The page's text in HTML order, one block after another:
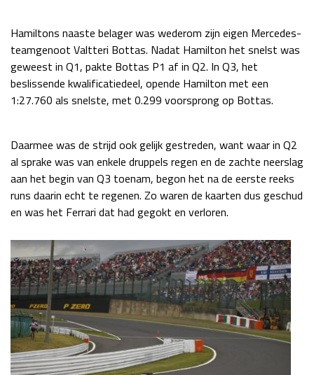
Kwalificatie
za 22:00 - 23:00
Race
zo 21:00 - 23:00
Kwalificatie
za 05:00 - 06:00
GP QATAR 2026 27 - 29 nov
Kwalificatie
za 19:00 - 20:00
Race
zo 17:00 - 19:00
GP ABU DHABI 2026 04 - 06 dec
Kwalificatie
za 15:00 - 16:00
Race
zo 14:00 - 16:00
Hamiltons naaste belager was wederom zijn eigen Mercedes-
teamgenoot Valtteri Bottas. Nadat Hamilton het snelst was
geweest in Q1, pakte Bottas P1 af in Q2. In Q3, het
beslissende kwalificatiedeel, opende Hamilton met een
1:27.760 als snelste, met 0.299 voorsprong op Bottas.
Daarmee was de strijd ook gelijk gestreden, want waar in Q2
al sprake was van enkele druppels regen en de zachte neerslag
aan het begin van Q3 toenam, begon het na de eerste reeks
runs daarin echt te regenen. Zo waren de kaarten dus geschud
en was het Ferrari dat had gegokt en verloren.